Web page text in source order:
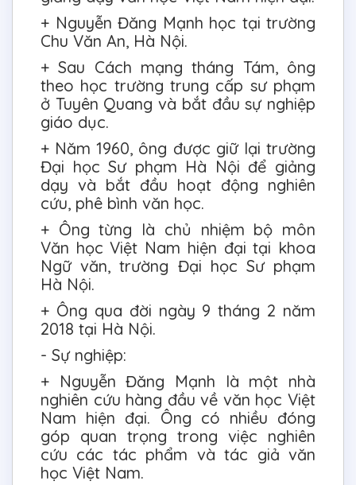
+ Nguyễn Đăng Mạnh học tại trường
Chu Văn An, Hà Nội.
+ Sau Cách mạng tháng Tám, ông
theo học trường trung cấp sư phạm
ở Tuyên Quang và bắt đầu sự nghiệp
giáo dục.
+ Năm 1960, ông được giữ lại trường
Đại học Sư phạm Hà Nội để giảng
dạy và bắt đầu hoạt động nghiên
cứu, phê bình văn học.
+ Ông từng là chủ nhiệm bộ môn
Văn học Việt Nam hiện đại tại khoa
Ngữ văn, trường Đại học Sư phạm
Hà Nội.
+ Ông qua đời ngày 9 tháng 2 năm
2018 tại Hà Nội.
- Sự nghiệp:
+ Nguyễn Đăng Mạnh là một nhà
nghiên cứu hàng đầu về văn học Việt
Nam hiện đại. Ông có nhiều đóng
góp quan trọng trong việc nghiên
cứu các tác phẩm và tác giả văn
học Việt Nam.